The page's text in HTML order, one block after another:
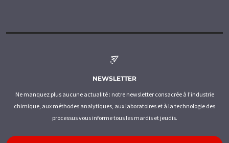
NEWSLETTER
Ne manquez plus aucune actualité : notre newsletter consacrée à l'industrie
chimique, aux méthodes analytiques, aux laboratoires et à la technologie des
processus vous informe tous les mardis et jeudis.